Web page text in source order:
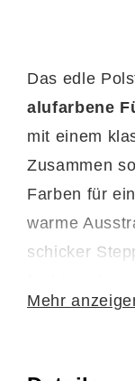
Das edle
alufarbene
mit einem
Zusammen
Farben für
warme
schicker
Mehr